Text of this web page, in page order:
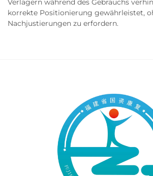
Verlagern während des Gebrauchs
korrekte Positionierung gewährleistet,
Nachjustierungen zu erfordern.